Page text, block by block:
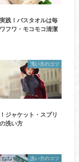
践！バスタオルは毎
フワ・モコモコ清潔
洗い方のコツ
ジャケット・スプリ
洗い方
洗い方のコツ